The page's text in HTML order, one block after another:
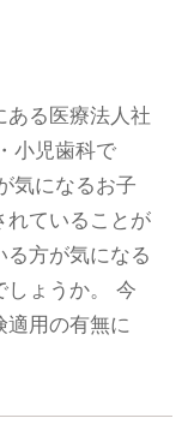
ある医療法人社
小児歯科で
気になるお子
れていることが
方が気になる
しょうか。 今
用の有無に